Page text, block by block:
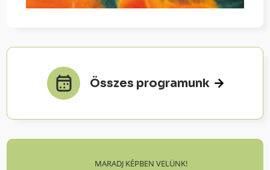
Összes programunk
MARADJ KÉPBEN VELÜNK!